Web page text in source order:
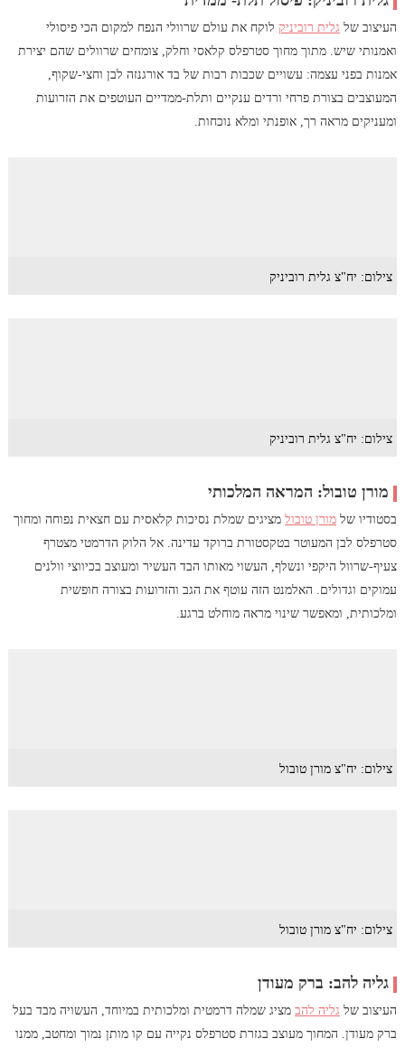
העיצוב של גלית רוביניק לוקח את עולם שרוולי הנפח למקום הכי פיסולי
ואמנותי שיש. מתוך מחוך סטרפלס קלאסי וחלק, צומחים שרוולים שהם יצירת
אמנות בפני עצמה: עשויים שכבות רבות של בד אורגנזה לבן וחצי-שקוף,
המעוצבים בצורת פרחי ורדים ענקיים ותלת-ממדיים העוטפים את הזרועות
ומעניקים מראה רך, אופנתי ומלא נוכחות.
צילום: יח"צ גלית רוביניק
צילום: יח"צ גלית רוביניק
מורן טובול: המראה המלכותי
בסטודיו של מורן טובולמציגים שמלת נסיכות קלאסית עם חצאית נפוחה ומחוך
סטרפלס לבן המעוטר בטקסטורת ברוקד עדינה. אל הלוק הדרמטי מצטרף
צעיף-שרוול היקפי ונשלף, העשוי מאותו הבד העשיר ומעוצב בכיווצי וולנים
עמוקים וגדולים. האלמנט הזה עוטף את הגב והזרועות בצורה חופשית
ומלכותית, ומאפשר שינוי מראה מוחלט ברגע.
צילום: יח"צ מורן טובול
צילום: יח"צ מורן טובול
גליה להב: ברק מעודן
העיצוב של גליה להבמציג שמלה דרמטית ומלכותית במיוחד, העשויה מבד בעל
ברק מעודן. המחוך מעוצב בגזרת סטרפלס נקייה עם קו מותן נמוך ומחטב, ממנו